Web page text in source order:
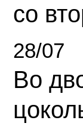
со
28/07
Во